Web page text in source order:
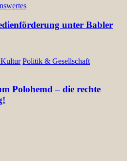
unter Babler
Politik & Gesellschaft
Polohemd – die rechte